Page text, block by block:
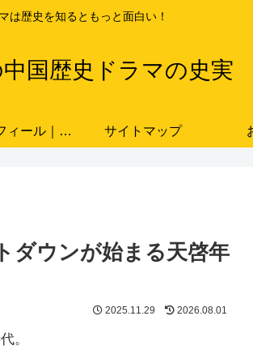
は歴史を知るともっと面白い！
国歴史ドラマの史実
運営者プロフィール｜ドラマと史実をつなぐ歴史ブロガー「フミヤ」 サイトマップ
ダウンが始まる天啓年
2025.11.29 2026.08.01
。